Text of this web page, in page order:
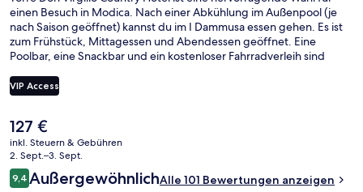
einen Besuch in Modica. Nach einer Abkühlung im Außenpool (je
nach Saison geöffnet) kannst du im I Dammusa essen gehen. Es ist
zum Frühstück, Mittagessen und Abendessen geöffnet. Eine
Poolbar, eine Snackbar und ein kostenloser Fahrradverleih sind
VIP Access
Der
aktuelle
Preis
beträgt
127 €.
127 €
inkl. Steuern & Gebühren
2. Sept.–3. Sept.
Bewertungen
9,49,4 von 10.
AußergewöhnlichAlle 101 Bewertungen anzeigen